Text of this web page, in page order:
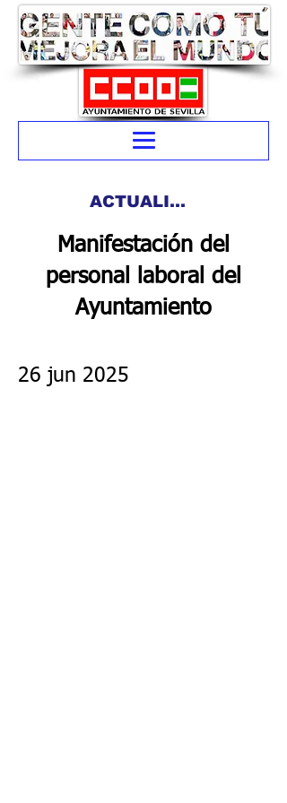
ACTUALIDAD
Manifestación del
personal laboral del
Ayuntamiento
26 jun 2025